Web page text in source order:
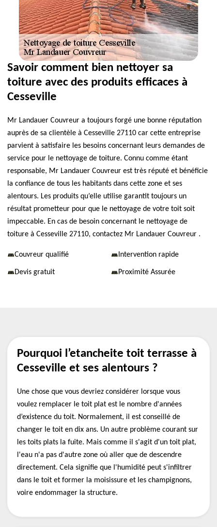
Savoir comment bien nettoyer sa
toiture avec des produits efficaces à
Cesseville
Mr Landauer Couvreur a toujours forgé une bonne réputation
auprès de sa clientèle à Cesseville 27110 car cette entreprise
parvient à satisfaire les besoins concernant leurs demandes de
service pour le nettoyage de toiture. Connu comme étant
responsable, Mr Landauer Couvreur est très réputé et bénéficie
la confiance de tous les habitants dans cette zone et ses
alentours. Les produits qu’elle utilise garantit toujours un
résultat prometteur pour que le nettoyage de votre toit soit
impeccable. En cas de besoin concernant le nettoyage de
toiture à Cesseville 27110, contactez Mr Landauer Couvreur .
Couvreur qualifié Intervention rapide
Devis gratuit Proximité Assurée
Pourquoi l’etancheite toit terrasse à
Cesseville et ses alentours ?
Une chose que vous devriez considérer lorsque vous
voulez remplacer le toit plat est le nombre d'années
d’existence du toit. Normalement, il est conseillé de
changer le toit en dix ans. Un autre problème courant sur
les toits plats la fuite. Mais comme il s'agit d'un toit plat,
l'eau n'a pas d'autre zone où aller que de descendre
directement. Cela signifie que l'humidité peut s'infiltrer
dans le toit et former la moisissure et les champignons,
voire endommager la structure.